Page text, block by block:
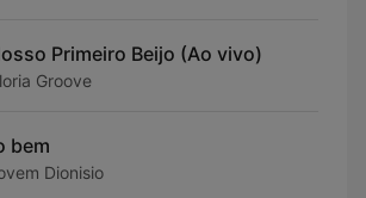
Primeiro Beijo (Ao vivo)
Groove
bem
Dionisio